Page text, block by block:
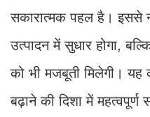
सकारात्मक पहल है। इससे
उत्पादन में सुधार होगा,
को भी मजबूती मिलेगी।
बढ़ाने की दिशा में